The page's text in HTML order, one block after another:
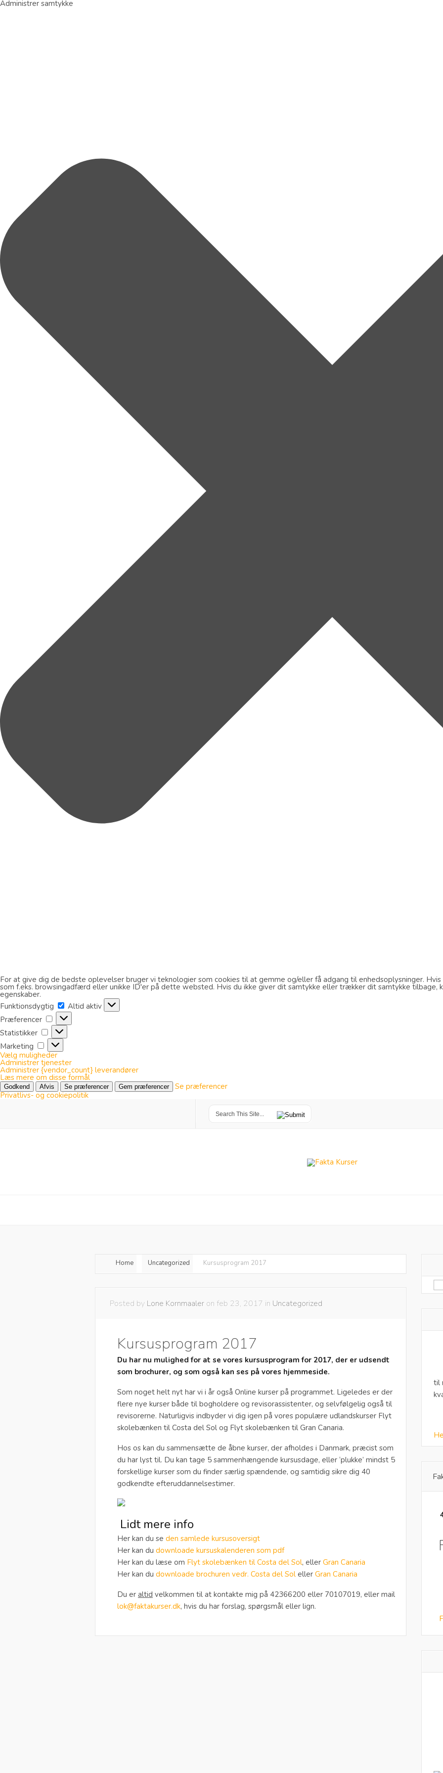
Administrer samtykke
For at give dig de bedste oplevelser bruger vi teknologier som cookies til at gemme og/eller få adgang til enhedsoplysninger.
som f.eks. browsingadfærd eller unikke ID'er på dette websted. Hvis du ikke giver dit samtykke eller trækker dit samtykke tilbage,
egenskaber.
Funktionsdygtig
Funktionsdygtig
Altid aktiv
Præferencer
Præferencer
Statistikker
Statistikker
Marketing
Marketing
Vælg muligheder
Administrer tjenester
Administrer {vendor_count} leverandører
Læs mere om disse formål
Godkend Afvis Se præferencer Gem præferencer
Se præferencer
Privatlivs- og cookiepolitik
Home Uncategorized Kursusprogram 2017
Posted by Lone Kornmaaler on feb 23, 2017 in Uncategorized
Kursusprogram 2017
Du har nu mulighed for at se vores kursusprogram for 2017, der er udsendt
som brochurer, og som også kan ses på vores hjemmeside.
Som noget helt nyt har vi i år også Online kurser på programmet. Ligeledes er der
flere nye kurser både til bogholdere og revisorassistenter, og selvfølgelig også til
revisorerne. Naturligvis indbyder vi dig igen på vores populære udlandskurser Flyt
skolebænken til Costa del Sol og Flyt skolebænken til Gran Canaria.
Hos os kan du sammensætte de åbne kurser, der afholdes i Danmark, præcist som
du har lyst til. Du kan tage 5 sammenhængende kursusdage, eller ‘plukke’ mindst 5
forskellige kurser som du finder særlig spændende, og samtidig sikre dig 40
godkendte efteruddannelsestimer.
Lidt mere info
Her kan du se den samlede kursusoversigt
Her kan du downloade kursuskalenderen som pdf
Her kan du læse om Flyt skolebænken til Costa del Sol, eller Gran Canaria
Her kan du downloade brochuren vedr. Costa del Sol eller Gran Canaria
Du er altid velkommen til at kontakte mig på 42366200 eller 70107019, eller mail
lok@faktakurser.dk, hvis du har forslag, spørgsmål eller lign.
til